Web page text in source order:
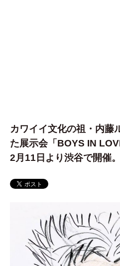
カワイイ文化の祖・内藤
た展示会「BOYS IN
2月11日より渋谷で開催。